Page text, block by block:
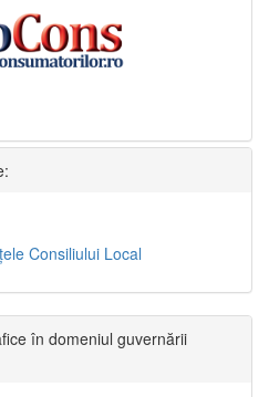
Consiliului Local
în domeniul guvernării